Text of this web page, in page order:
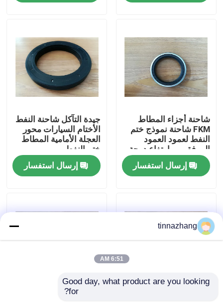
منتجات
معلومات عنا
جولة في المعمل
مراقبة الجودة
اتصل بنا
مطّاط زيت ختم صوف
شاحنة أجزاء المطاط
FKM شاحنة نموذج ختم
النفط لعمود العمود
المرفقي ، وارتفاع درجة
الحرارة المقاومة
إرسال استفسار
جيدة التآكل شاحنة النفط
الأختام السيارات محور
العجلة الأمامية المطاط
ختم النفط
إرسال استفسار
السيارات الحرارة
tinnazhang
6:51 AM
Good day, what product are you looking
for?